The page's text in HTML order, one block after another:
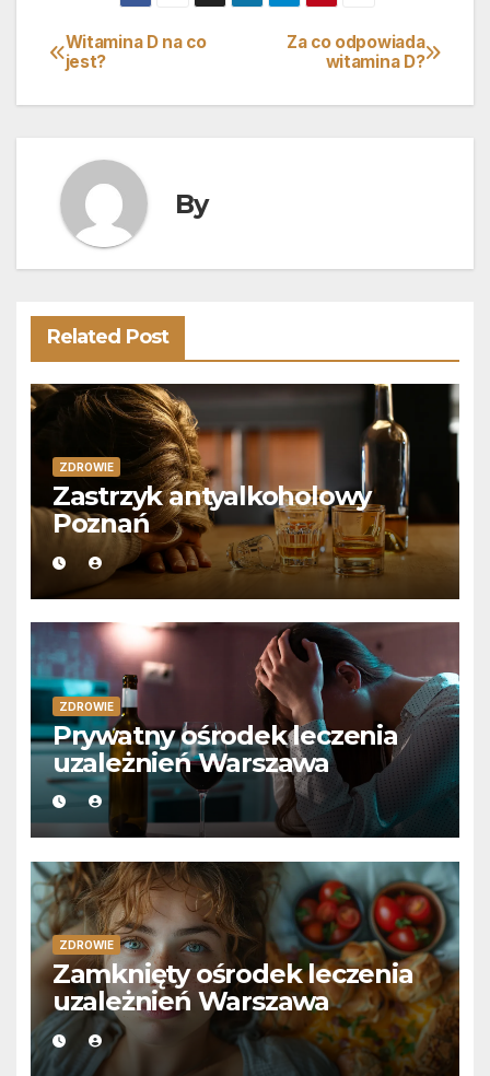
Nawigacja
wpisu
Za co odpowiada
witamina D?
Witamina D na co
jest?
By
Related Post
ZDROWIE
Zastrzyk antyalkoholowy
Poznań
ZDROWIE
Prywatny ośrodek leczenia
uzależnień Warszawa
ZDROWIE
Zamknięty ośrodek leczenia
uzależnień Warszawa